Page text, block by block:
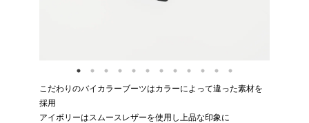
こだわりのバイカラーブーツはカラーによって違った素材を
採用
アイボリーはスムースレザーを使用し上品な印象に